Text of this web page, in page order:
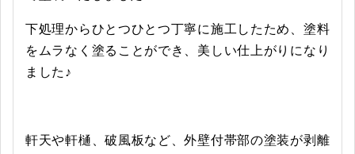
下処理からひとつひとつ丁寧に施工したため、塗料
をムラなく塗ることができ、美しい仕上がりになり
ました♪
軒天や軒樋、破風板など、外壁付帯部の塗装が剥離